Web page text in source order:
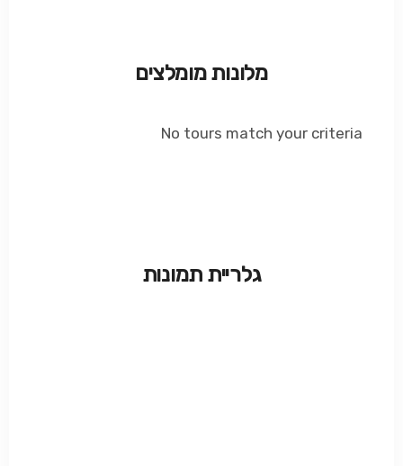
מלונות מומלצים
No tours match your criteria
גלריית תמונות